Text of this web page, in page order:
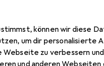
können wir diese
um dir personalisierte
Webseite zu verbessern
und anderen Webseiten